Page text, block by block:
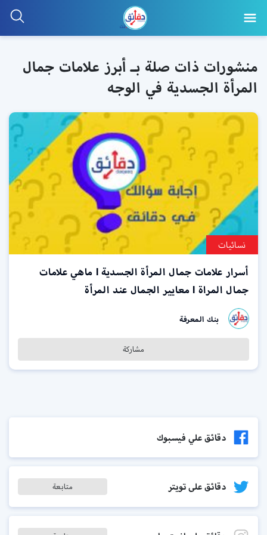
منشورات ذات صلة بـ أبرز علامات جمال
المرأة الجسدية في الوجه
نسائيات
أسرار علامات جمال المرأة الجسدية l ماهي علامات
جمال المراة l معايير الجمال عند المرأة
بنك المعرفة
مشاركة
دقائق علي فيسبوك
دقائق على تويتر متابعة